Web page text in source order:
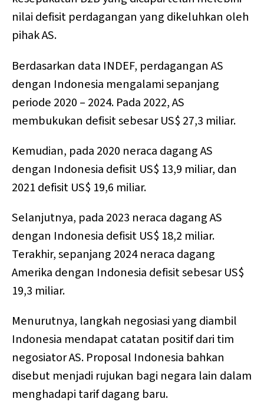
nilai defisit perdagangan yang dikeluhkan oleh
pihak AS.
Berdasarkan data INDEF, perdagangan AS
dengan Indonesia mengalami sepanjang
periode 2020 – 2024. Pada 2022, AS
membukukan defisit sebesar US$ 27,3 miliar.
Kemudian, pada 2020 neraca dagang AS
dengan Indonesia defisit US$ 13,9 miliar, dan
2021 defisit US$ 19,6 miliar.
Selanjutnya, pada 2023 neraca dagang AS
dengan Indonesia defisit US$ 18,2 miliar.
Terakhir, sepanjang 2024 neraca dagang
Amerika dengan Indonesia defisit sebesar US$
19,3 miliar.
Menurutnya, langkah negosiasi yang diambil
Indonesia mendapat catatan positif dari tim
negosiator AS. Proposal Indonesia bahkan
disebut menjadi rujukan bagi negara lain dalam
menghadapi tarif dagang baru.